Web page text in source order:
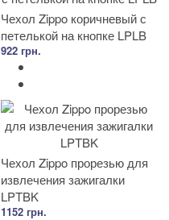
Чехол Zippo коричневый с
петелькой на кнопке LPLB
922 грн.
Чехол Zippo прорезью для
извлечения зажигалки
LPTBK
1152 грн.